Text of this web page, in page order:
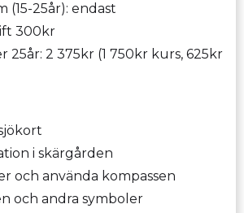
(15-25år): endast
300kr
25år: 2 375kr (1 750kr kurs, 625kr
i skärgården
och använda kompassen
och andra symboler